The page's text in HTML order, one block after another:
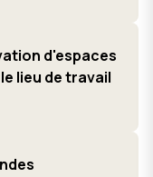
d'espaces
lieu de travail